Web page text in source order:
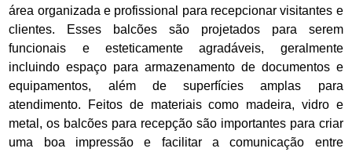
área organizada e profissional para recepcionar visitantes e
clientes. Esses balcões são projetados para serem
funcionais e esteticamente agradáveis, geralmente
incluindo espaço para armazenamento de documentos e
equipamentos, além de superfícies amplas para
atendimento. Feitos de materiais como madeira, vidro e
metal, os balcões para recepção são importantes para criar
uma boa impressão e facilitar a comunicação entre